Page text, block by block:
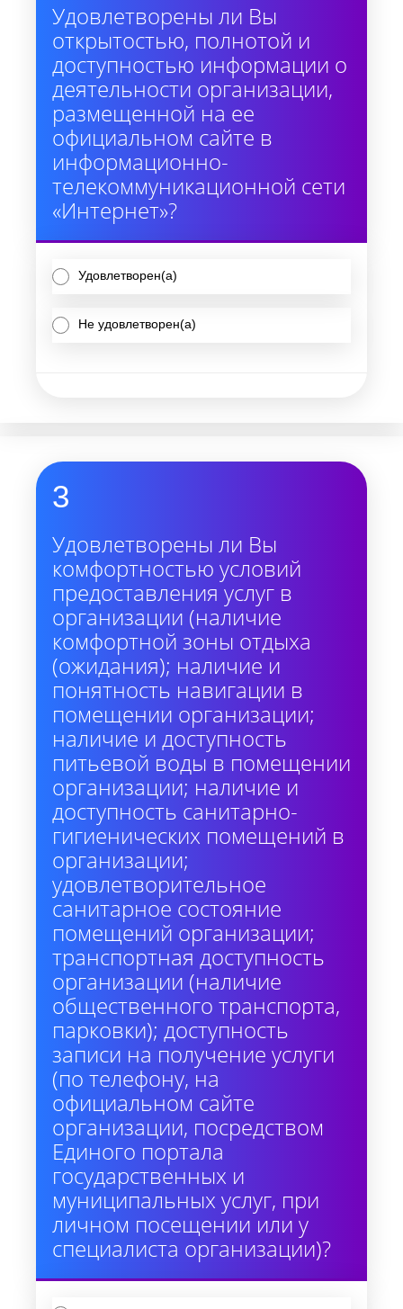
Удовлетворены ли Вы
открытостью, полнотой и
доступностью информации о
деятельности организации,
размещенной на ее
официальном сайте в
информационно-
телекоммуникационной сети
«Интернет»?
Удовлетворен(а)
Не удовлетворен(а)
3
Удовлетворены ли Вы
комфортностью условий
предоставления услуг в
организации (наличие
комфортной зоны отдыха
(ожидания); наличие и
понятность навигации в
помещении организации;
наличие и доступность
питьевой воды в помещении
организации; наличие и
доступность санитарно-
гигиенических помещений в
организации;
удовлетворительное
санитарное состояние
помещений организации;
транспортная доступность
организации (наличие
общественного транспорта,
парковки); доступность
записи на получение услуги
(по телефону, на
официальном сайте
организации, посредством
Единого портала
государственных и
муниципальных услуг, при
личном посещении или у
специалиста организации)?